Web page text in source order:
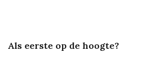
Als eerste op de hoogte?